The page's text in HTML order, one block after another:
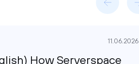
11.06.2026
How Serverspace